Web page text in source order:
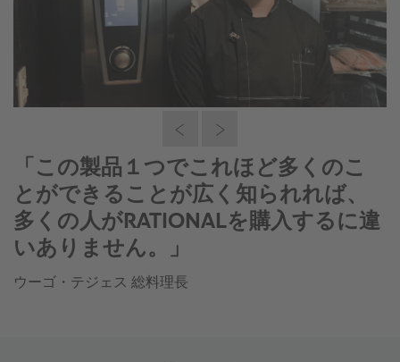
「RATIONALで厨房の運営が楽になり
ました。RATIONALに大満足です。」
ウーゴ・テジェス 総料理長